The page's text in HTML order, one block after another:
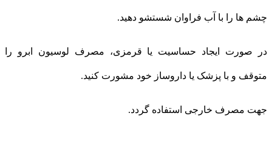
چشم ها را با آب فراوان شستشو دهید.
در صورت ایجاد حساسیت یا قرمزی، مصرف لوسیون ابرو را
متوقف و با پزشک یا داروساز خود مشورت کنید.
جهت مصرف خارجی استفاده گردد.